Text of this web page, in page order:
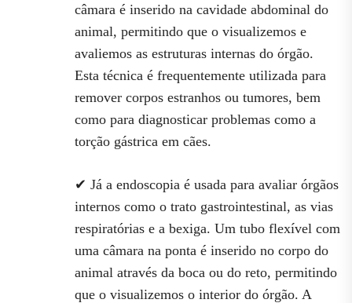
câmara é inserido na cavidade abdominal do
animal, permitindo que o visualizemos e
avaliemos as estruturas internas do órgão.
Esta técnica é frequentemente utilizada para
remover corpos estranhos ou tumores, bem
como para diagnosticar problemas como a
torção gástrica em cães.
✔ Já a endoscopia é usada para avaliar órgãos
internos como o trato gastrointestinal, as vias
respiratórias e a bexiga. Um tubo flexível com
uma câmara na ponta é inserido no corpo do
animal através da boca ou do reto, permitindo
que o visualizemos o interior do órgão. A